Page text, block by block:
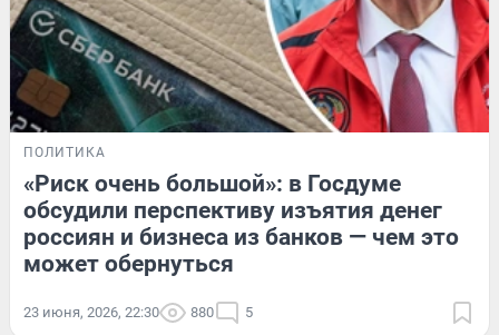
ПОЛИТИКА
«Риск очень большой»: в Госдуме
обсудили перспективу изъятия денег
россиян и бизнеса из банков — чем это
может обернуться
23 июня, 2026, 22:30 880 5